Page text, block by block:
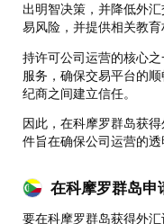
出明智决策，并降低外
易风险，并提供相关教育
持许可公司运营的核心
服务，确保交易平台的
纪商之间建立信任。
因此，在科摩罗群岛获
件旨在确保公司运营的透
在科摩罗群岛申
要在科摩罗群岛获得外